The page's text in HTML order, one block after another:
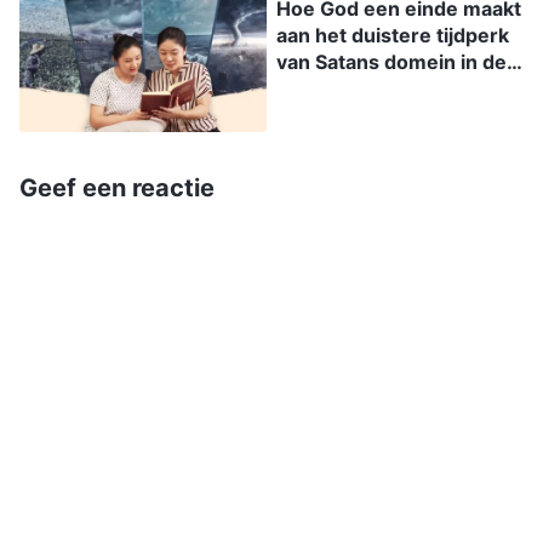
contact komen met het geïncarneerde vlees van
God en alleen zo is de mens in staat om alle
wegen en alle waarheden te bevatten en
volledige redding te ontvangen.
Het Woord, Deel I, De verschijning en het werk van
Hoe God een einde maakt
aan het duistere tijdperk
van Satans domein in de
Geef een reactie